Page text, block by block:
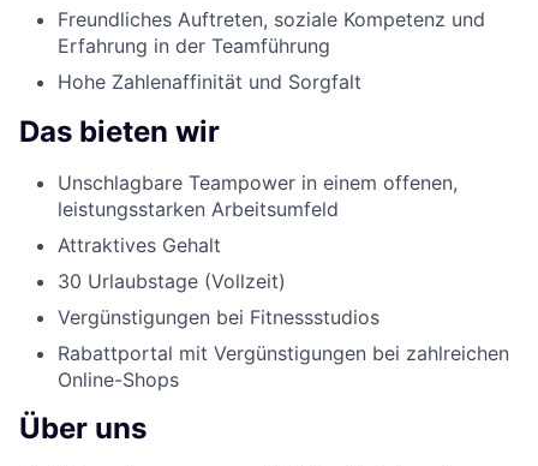
Freundliches Auftreten, soziale Kompetenz und
Erfahrung in der Teamführung
Hohe Zahlenaffinität und Sorgfalt
Das bieten wir
Unschlagbare Teampower in einem offenen,
leistungsstarken Arbeitsumfeld
Attraktives Gehalt
30 Urlaubstage (Vollzeit)
Vergünstigungen bei Fitnessstudios
Rabattportal mit Vergünstigungen bei zahlreichen
Online-Shops
Über uns